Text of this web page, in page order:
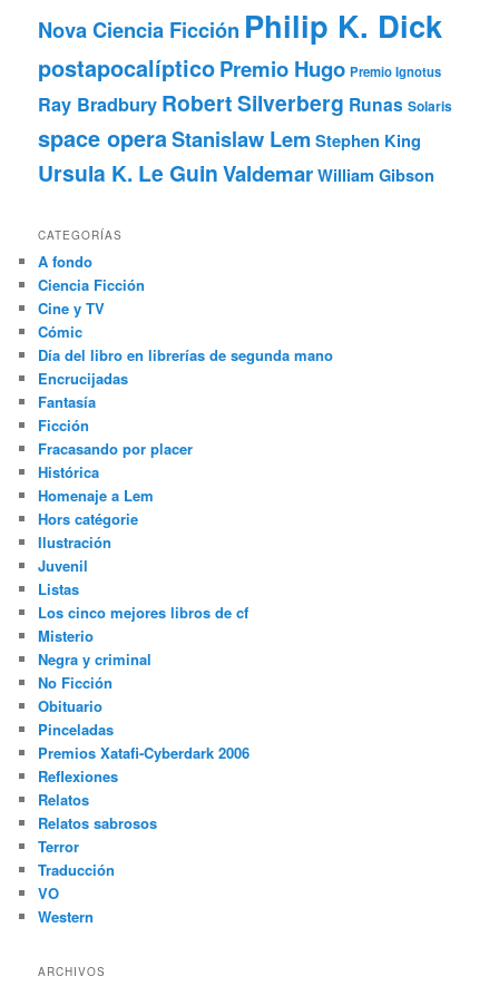
Nova Ciencia Ficción Philip K. Dick
postapocalípticoPremio Hugo Premio Ignotus
Ray Bradbury Robert Silverberg Runas Solaris
space operaStanislaw Lem Stephen King
Ursula K. Le GuinValdemarWilliam Gibson
CATEGORÍAS
A fondo
Ciencia Ficción
Cine y TV
Cómic
Día del libro en librerías de segunda mano
Encrucijadas
Fantasía
Ficción
Fracasando por placer
Histórica
Homenaje a Lem
Hors catégorie
Ilustración
Juvenil
Listas
Los cinco mejores libros de cf
Misterio
Negra y criminal
No Ficción
Obituario
Pinceladas
Premios Xatafi-Cyberdark 2006
Reflexiones
Relatos
Relatos sabrosos
Terror
Traducción
VO
Western
ARCHIVOS